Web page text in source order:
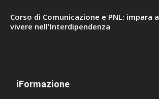
Corso di Comunicazione e PNL: impara a
vivere nell'Interdipendenza
iFormazione